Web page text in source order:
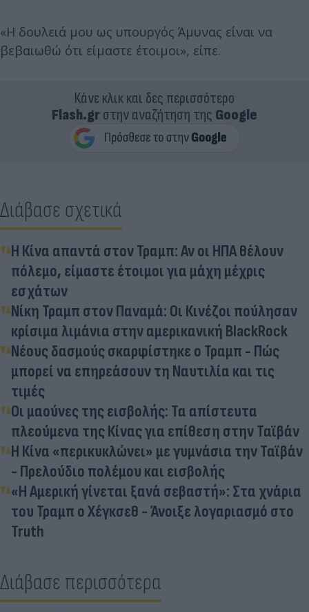
«Η δουλειά μου ως υπουργός Άμυνας είναι να
βεβαιωθώ ότι είμαστε έτοιμοι», είπε.
Κάνε κλικ και δες περισσότερο
Flash.grστην αναζήτηση της Google
Διάβασε σχετικά
Η Κίνα απαντά στον Τραμπ: Αν οι ΗΠΑ θέλουν
πόλεμο, είμαστε έτοιμοι για μάχη μέχρις
εσχάτων
Νίκη Τραμπ στον Παναμά: Οι Κινέζοι πούλησαν
κρίσιμα λιμάνια στην αμερικανική BlackRock
Νέους δασμούς σκαρφίστηκε ο Τραμπ - Πώς
μπορεί να επηρεάσουν τη Ναυτιλία και τις
τιμές
Οι μαούνες της εισβολής: Τα απίστευτα
πλεούμενα της Κίνας για επίθεση στην Ταϊβάν
Η Κίνα «περικυκλώνει» με γυμνάσια την Ταϊβάν
- Πρελούδιο πολέμου και εισβολής
«Η Αμερική γίνεται ξανά σεβαστή»: Στα χνάρια
του Τραμπ ο Χέγκσεθ - Άνοιξε λογαριασμό στο
Truth
Διάβασε περισσότερα